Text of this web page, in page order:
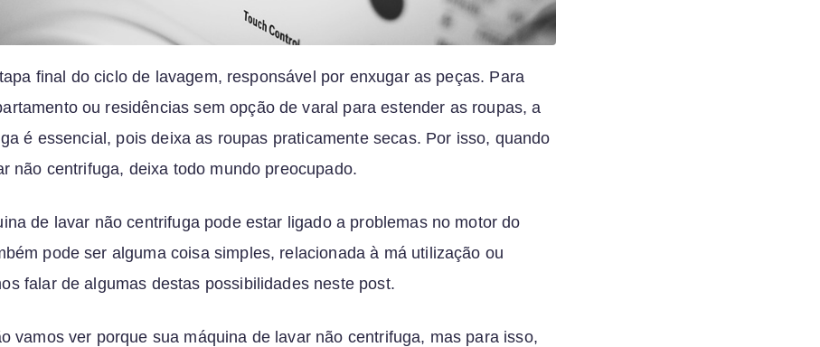
final do ciclo de lavagem, responsável por enxugar as peças. Para
ou residências sem opção de varal para estender as roupas, a
é essencial, pois deixa as roupas praticamente secas. Por isso, quando
não centrifuga, deixa todo mundo preocupado.
de lavar não centrifuga pode estar ligado a problemas no motor do
pode ser alguma coisa simples, relacionada à má utilização ou
falar de algumas destas possibilidades neste post.
vamos ver porque sua máquina de lavar não centrifuga, mas para isso,